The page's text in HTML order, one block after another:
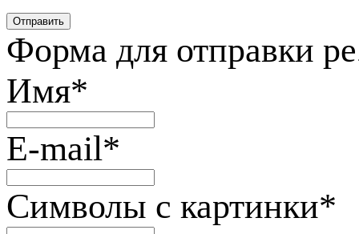
Форма для отправки
Имя*
E-mail*
Символы с картинки*